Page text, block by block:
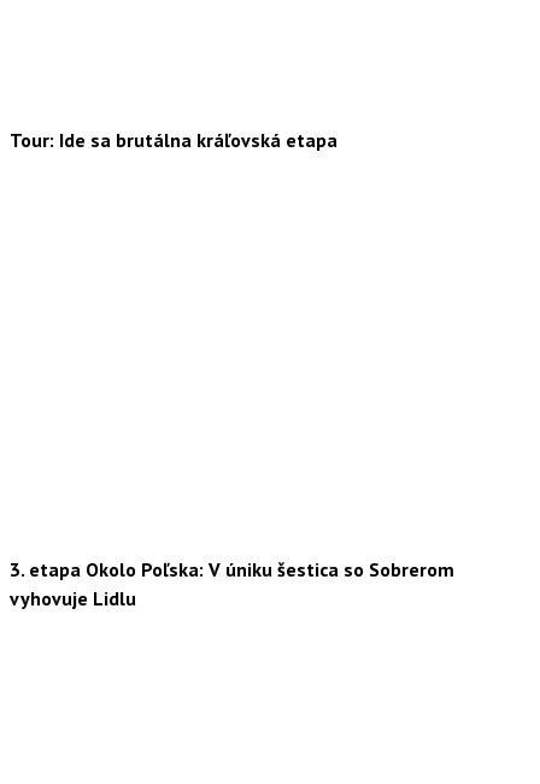
Tour: Ide sa brutálna kráľovská etapa
3. etapa Okolo Poľska: V úniku šestica so Sobrerom
vyhovuje Lidlu